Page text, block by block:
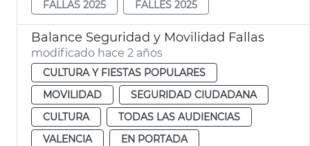
FALLAS 2025
FALLES 2025
Balance Seguridad y Movilidad Fallas
modificado hace 2 años
CULTURA Y FIESTAS POPULARES
MOVILIDAD
SEGURIDAD CIUDADANA
CULTURA
TODAS LAS AUDIENCIAS
VALENCIA
EN PORTADA